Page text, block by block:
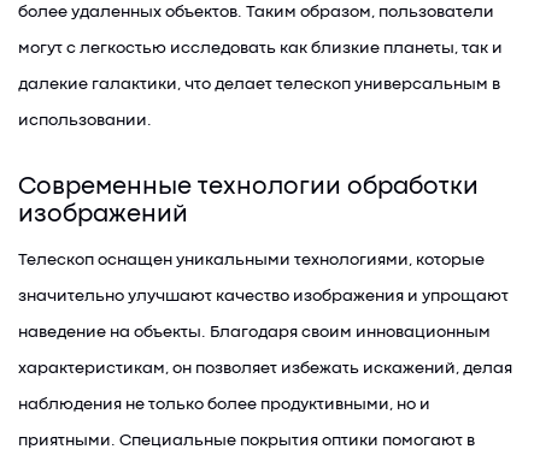
более удаленных объектов. Таким образом, пользователи
могут с легкостью исследовать как близкие планеты, так и
далекие галактики, что делает телескоп универсальным в
использовании.
Современные технологии обработки
изображений
Телескоп оснащен уникальными технологиями, которые
значительно улучшают качество изображения и упрощают
наведение на объекты. Благодаря своим инновационным
характеристикам, он позволяет избежать искажений, делая
наблюдения не только более продуктивными, но и
приятными. Специальные покрытия оптики помогают в